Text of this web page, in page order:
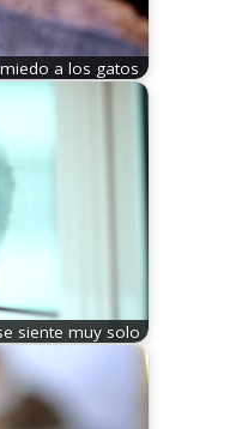
a los gatos
siente muy solo